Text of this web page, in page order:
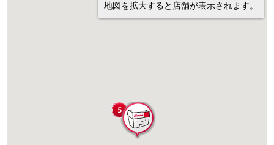
地図を拡大すると店舗が表示されます。